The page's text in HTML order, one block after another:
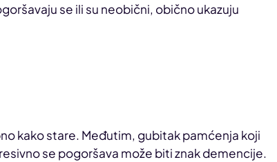
se ili su neobični, obično ukazuju
kako stare. Međutim, gubitak pamćenja koji
se pogoršava može biti znak demencije.